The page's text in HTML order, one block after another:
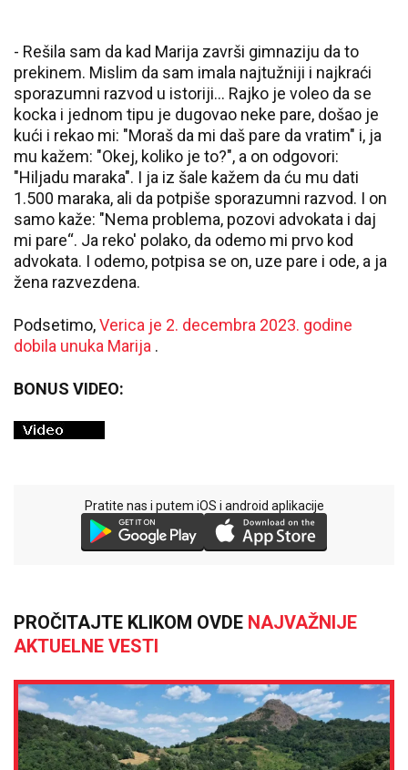
- Rešila sam da kad Marija završi gimnaziju da to
prekinem. Mislim da sam imala najtužniji i najkraći
sporazumni razvod u istoriji... Rajko je voleo da se
kocka i jednom tipu je dugovao neke pare, došao je
kući i rekao mi: "Moraš da mi daš pare da vratim" i, ja
mu kažem: "Okej, koliko je to?", a on odgovori:
"Hiljadu maraka". I ja iz šale kažem da ću mu dati
1.500 maraka, ali da potpiše sporazumni razvod. I on
samo kaže: "Nema problema, pozovi advokata i daj
mi pare“. Ja reko' polako, da odemo mi prvo kod
advokata. I odemo, potpisa se on, uze pare i ode, a ja
žena razvezdena.
Podsetimo,Verica je 2. decembra 2023. godine
dobila unuka Marija .
BONUS VIDEO:
Pratite nas i putem iOS i android aplikacije
PROČITAJTE KLIKOM OVDE NAJVAŽNIJE
AKTUELNE VESTI